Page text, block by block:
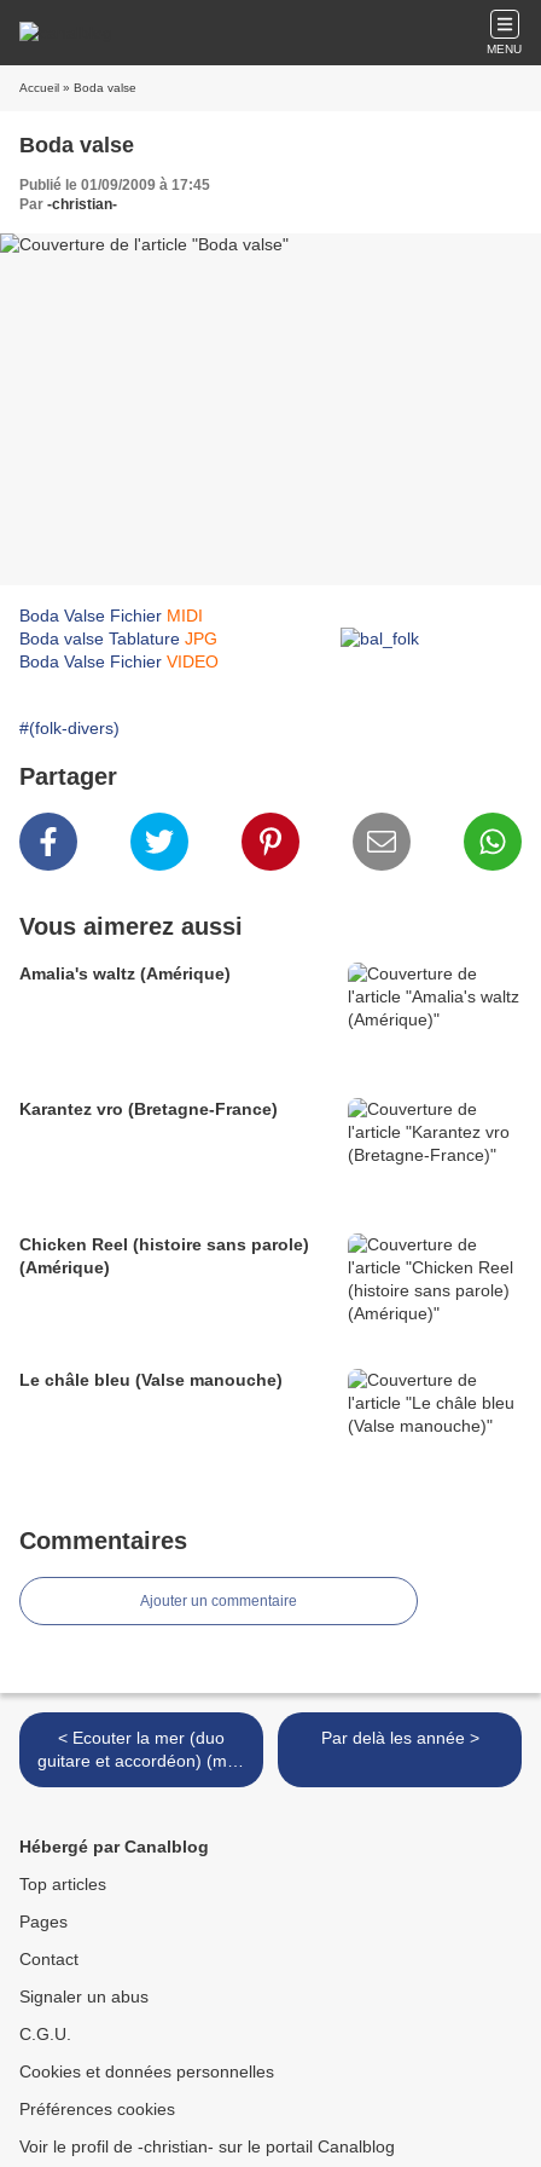
MENU
Accueil » Boda valse
Boda valse
Publié le 01/09/2009 à 17:45
Par -christian-
Boda Valse Fichier MIDI
Boda valse Tablature JPG
Boda Valse Fichier VIDEO
#(folk-divers)
Partager
Vous aimerez aussi
Amalia's waltz (Amérique)
Karantez vro (Bretagne-France)
Chicken Reel (histoire sans parole)
(Amérique)
Le châle bleu (Valse manouche)
Commentaires
Ajouter un commentaire
< Ecouter la mer (duo
guitare et accordéon) (mes
compos)
Par delà les année >
Hébergé par Canalblog
Top articles
Pages
Contact
Signaler un abus
C.G.U.
Cookies et données personnelles
Préférences cookies
Voir le profil de -christian- sur le portail Canalblog